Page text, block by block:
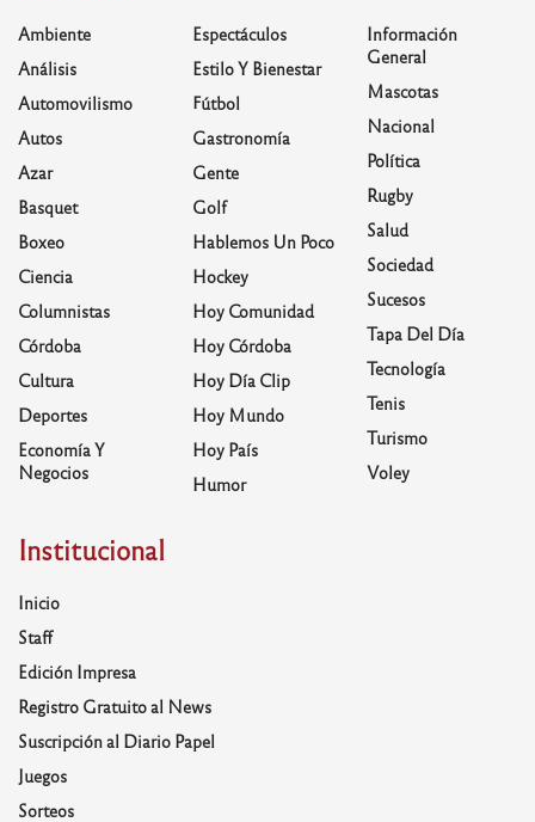
Ambiente
Análisis
Automovilismo
Autos
Azar
Basquet
Boxeo
Ciencia
Columnistas
Córdoba
Cultura
Deportes
Economía Y
Negocios
Espectáculos
Estilo Y Bienestar
Fútbol
Gastronomía
Gente
Golf
Hablemos Un Poco
Hockey
Hoy Comunidad
Hoy Córdoba
Hoy Día Clip
Hoy Mundo
Hoy País
Humor
Información
General
Mascotas
Nacional
Política
Rugby
Salud
Sociedad
Sucesos
Tapa Del Día
Tecnología
Tenis
Turismo
Voley
Institucional
Inicio
Staff
Edición Impresa
Registro Gratuito al News
Suscripción al Diario Papel
Juegos
Sorteos